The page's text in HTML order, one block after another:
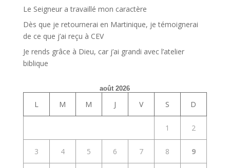
Le Seigneur a travaillé mon caractère
Dès que je retournerai en Martinique, je témoignerai
de ce que j’ai reçu à CEV
Je rends grâce à Dieu, car j’ai grandi avec l’atelier
biblique
août 2026
L M M J V S D
1 2
3 4 5 6 7 8 9